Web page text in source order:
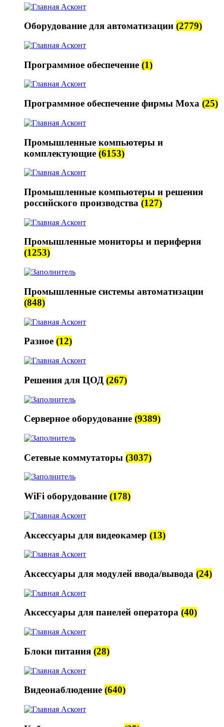
Оборудование для автоматизации (2779)
Программное обеспечение (1)
Программное обеспечение фирмы Moxa (25)
Промышленные компьютеры и
комплектующие (6153)
Промышленные компьютеры и решения
российского производства (127)
Промышленные мониторы и периферия
(1253)
Промышленные системы автоматизации
(848)
Разное (12)
Решения для ЦОД (267)
Серверное оборудование (9389)
Сетевые коммутаторы (3037)
WiFi оборудование (178)
Аксессуары для видеокамер (13)
Аксессуары для модулей ввода/вывода (24)
Аксессуары для панелей оператора (40)
Блоки питания (28)
Видеонаблюдение (640)